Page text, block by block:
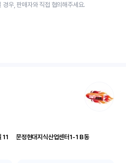
우, 판매자와 직접 협의해주세요.
1 B동